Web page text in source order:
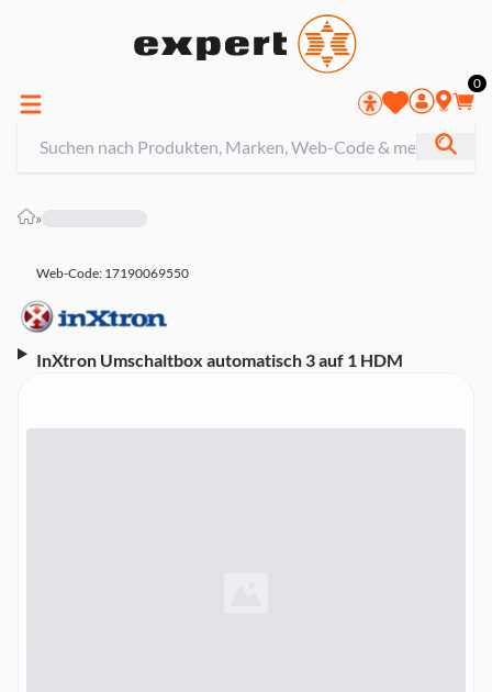
0
»
Web-Code: 17190069550
InXtron Umschaltbox automatisch 3 auf 1 HDM